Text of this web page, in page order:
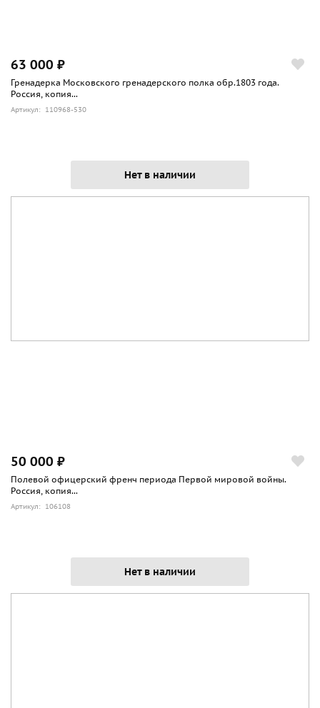
63 000 ₽
Гренадерка Московского гренадерского полка обр.1803 года.
Россия, копия...
Артикул: 110968-530
Нет в наличии
50 000 ₽
Полевой офицерский френч периода Первой мировой войны.
Россия, копия...
Артикул: 106108
Нет в наличии